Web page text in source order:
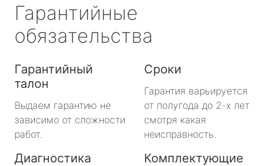
Гарантийные
обязательства
Гарантийный
талон
Выдаем гарантию не
зависимо от сложности
работ.
Сроки
Гарантия варьируется
от полугода до 2-х лет
смотря какая
неисправность.
Диагностика Комплектующие